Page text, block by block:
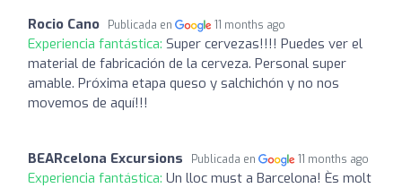
Rocio Cano Publicada en 11 months ago
Experiencia fantástica: Super cervezas!!!! Puedes ver el
material de fabricación de la cerveza. Personal super
amable. Próxima etapa queso y salchichón y no nos
movemos de aquí!!!
BEARcelona Excursions Publicada en 11 months ago
Experiencia fantástica: Un lloc must a Barcelona! Ès molt